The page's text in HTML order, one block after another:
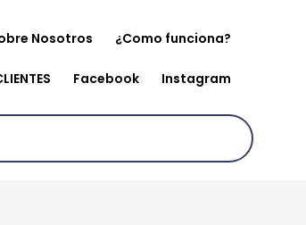
Nosotros ¿Como funciona?
Facebook
Instagram